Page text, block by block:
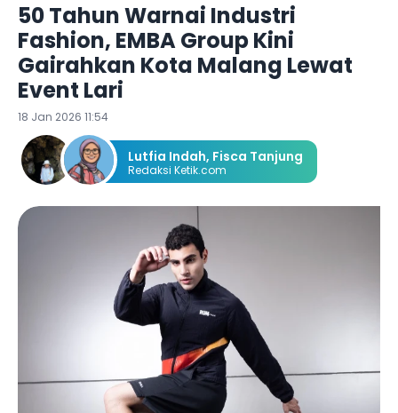
50 Tahun Warnai Industri
Fashion, EMBA Group Kini
Gairahkan Kota Malang Lewat
Event Lari
18 Jan 2026 11:54
Lutfia Indah, Fisca Tanjung
Redaksi Ketik.com